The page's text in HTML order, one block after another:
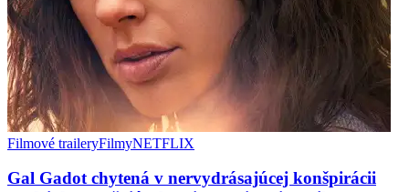
Filmové traileryFilmyNETFLIX
Gal Gadot chytená v nervydrásajúcej konšpirácii